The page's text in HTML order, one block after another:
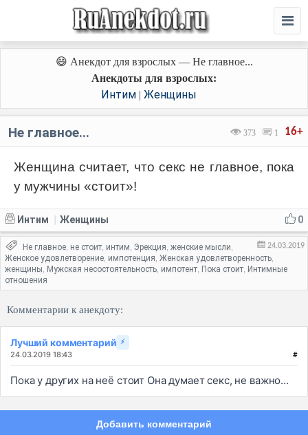
😄 Анекдот для взрослых — Не главное...
Анекдоты для взрослых:
Интим | Женщины
16+
373 1
Не главное...
Женщина считает, что секс не главное, пока
у мужчины «стоит»!
0
Интим Женщины
24.03.2019
Не главное, не стоит, интим, Эрекция, женские мысли,
Женское удовлетворение, импотенция, Женская удовлетворенность,
женщины, Мужская несостоятельность, импотент, Пока стоит, Интимные
отношения
Комментарии к анекдоту:
Лучший комментарий ⚡
24.03.2019 18:43 #
Пока у других на неё стоит Она думает секс, не важно...
Добавить комментарий